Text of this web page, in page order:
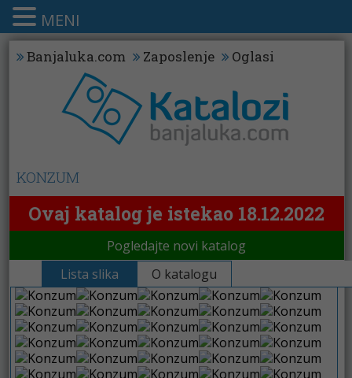
Banjaluka.com Zaposlenje Oglasi
KONZUM
Ovaj katalog je istekao 18.12.2022
Pogledajte novi katalog
Lista slika
O katalogu
MENI